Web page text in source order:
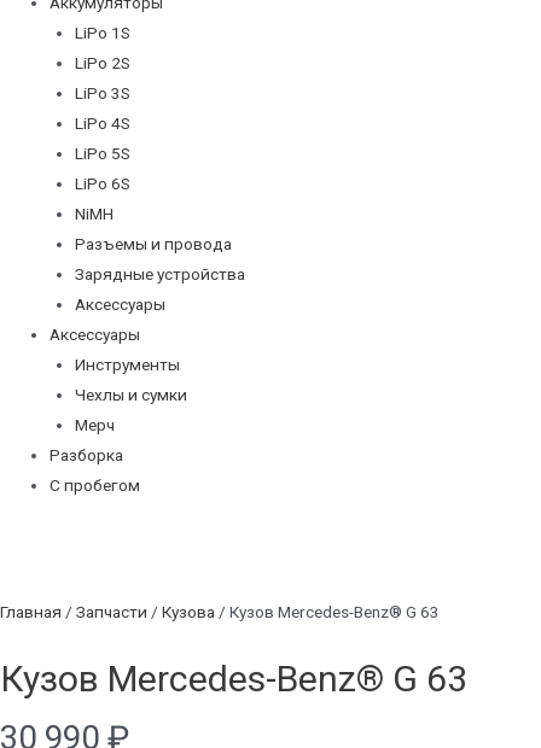
LiPo 1S
LiPo 2S
LiPo 3S
LiPo 4S
LiPo 5S
LiPo 6S
NiMH
Разъемы и провода
Зарядные устройства
Аксессуары
Аксессуары
Инструменты
Чехлы и сумки
Мерч
Разборка
С пробегом
Главная / Запчасти / Кузова / Кузов Mercedes-Benz® G 63
Кузов Mercedes-Benz® G 63
30 990 ₽